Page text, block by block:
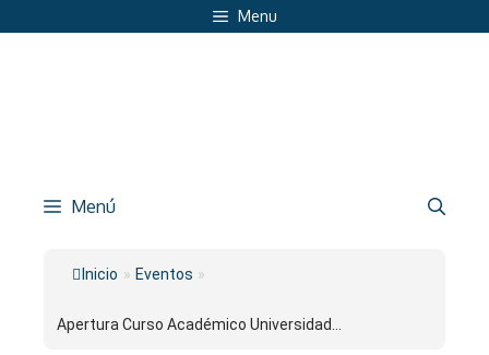
al
Menu
Menú
Inicio » Eventos »
Apertura Curso Académico Universidad...